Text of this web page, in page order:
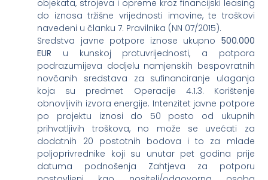
objekata, strojeva i opreme kroz financijski leasing
do iznosa tržišne vrijednosti imovine, te troškovi
navedeni u članku 7. Pravilnika (NN 07/2015).
Sredstva javne potpore iznose ukupno 500.000
EUR u kunskoj protuvrijednosti, a potpora
podrazumijeva dodjelu namjenskih bespovratnih
novčanih sredstava za sufinanciranje ulaganja
koja su predmet Operacije 4.1.3. Korištenje
obnovljivih izvora energije. Intenzitet javne potpore
po projektu iznosi do 50 posto od ukupnih
prihvatljivih troškova, no može se uvećati za
dodatnih 20 postotnih bodova i to za mlade
poljoprivrednike koji su unutar pet godina prije
datuma podnošenja Zahtjeva za potporu